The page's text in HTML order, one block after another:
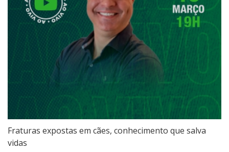
Fraturas expostas em cães, conhecimento que salva
vidas